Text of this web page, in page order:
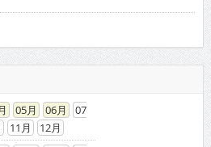
05 06
07
05 06
07
11
12